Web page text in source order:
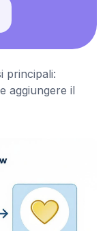
principali:
aggiungere il